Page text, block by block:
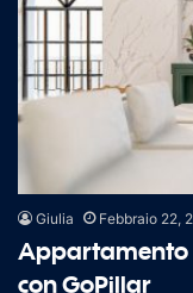
Giulia Febbraio 22,
Appartamento
con GoPillar